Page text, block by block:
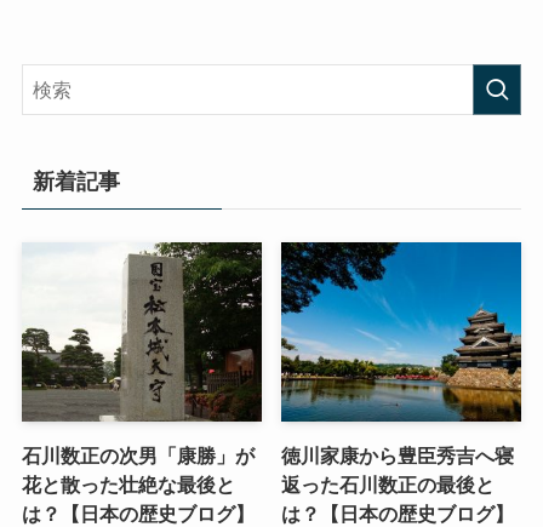
新着記事
石川数正の次男「康勝」が
花と散った壮絶な最後と
は？【日本の歴史ブログ】
徳川家康から豊臣秀吉へ寝
返った石川数正の最後と
は？【日本の歴史ブログ】